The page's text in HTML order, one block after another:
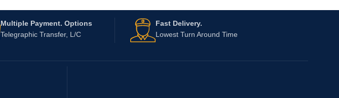
Multiple Payment. Options
Telegraphic Transfer, L/C
Fast Delivery.
Lowest Turn Around Time